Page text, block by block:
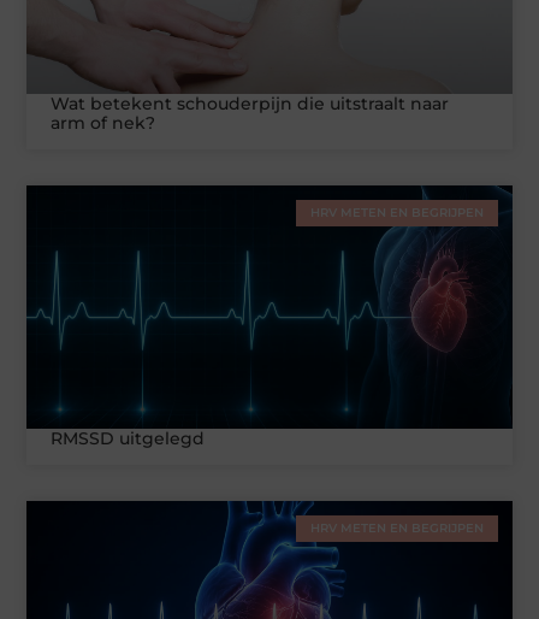
Wat betekent schouderpijn die uitstraalt naar
arm of nek?
HRV METEN EN BEGRIJPEN
RMSSD uitgelegd
HRV METEN EN BEGRIJPEN